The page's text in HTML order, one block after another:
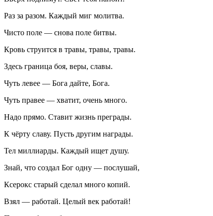
Раз за разом. Каждый миг молитва.
Чисто поле — снова поле битвы.
Кровь струится в травы, травы, травы.
Здесь граница боя, веры, славы.
Чуть левее — Бога дайте, Бога.
Чуть правее — хватит, очень много.
Надо прямо. Ставит жизнь преграды.
К чёрту славу. Пусть другим награды.
Тел миллиарды. Каждый ищет душу.
Знай, что создал Бог одну — послушай,
Ксерокс старый сделал много копий.
Взял — работай. Целый век работай!